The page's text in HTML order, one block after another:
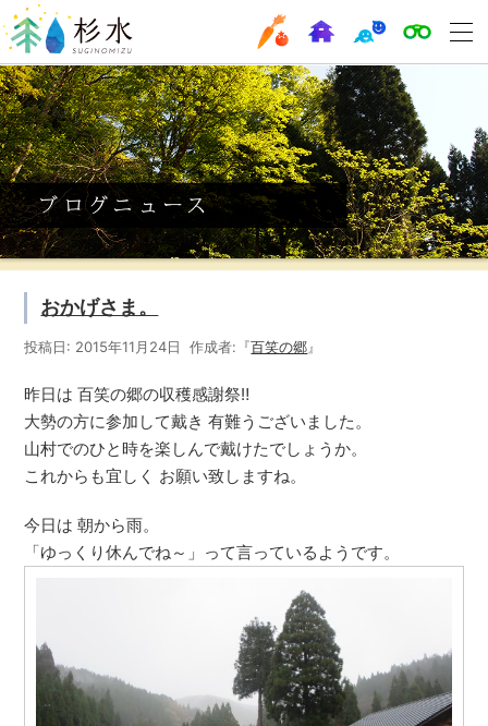
おかげさま。
投稿日: 2015年11月24日 作成者:『百笑の郷』
昨日は 百笑の郷の収穫感謝祭‼
大勢の方に参加して戴き 有難うございました。
山村でのひと時を楽しんで戴けたでしょうか。
これからも宜しく お願い致しますね。
今日は 朝から雨。
「ゆっくり休んでね～」って言っているようです。